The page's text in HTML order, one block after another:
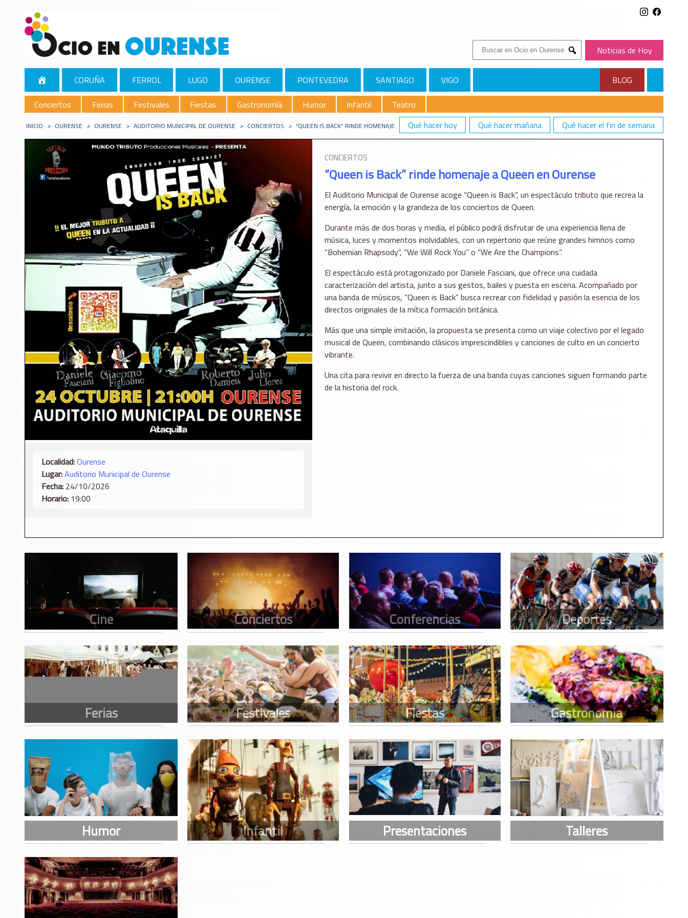
Buscar:
Submit
Noticias de Hoy
CORUÑA FERROL LUGO OURENSE PONTEVEDRA SANTIAGO VIGO
BLOG
Conciertos
Ferias Festivales Fiestas Gastronomía Humor Infantil
Teatro
Qué hacer hoy
Qué hacer mañana Qué hacer el fin de semana
INICIO > OURENSE > OURENSE > AUDITORIO MUNICIPAL DE OURENSE > CONCIERTOS > “QUEEN IS BACK” RINDE HOMENAJE A QUEEN EN OURENSE
Localidad:Ourense
Lugar:Auditorio Municipal de Ourense
Fecha: 24/10/2026
Horario: 19:00
CONCIERTOS
“Queen is Back” rinde homenaje a Queen en Ourense
El Auditorio Municipal de Ourense acoge “Queen is Back”, un espectáculo tributo que recrea la
energía, la emoción y la grandeza de los conciertos de Queen.
Durante más de dos horas y media, el público podrá disfrutar de una experiencia llena de
música, luces y momentos inolvidables, con un repertorio que reúne grandes himnos como
“Bohemian Rhapsody”, “We Will Rock You” o “We Are the Champions”.
El espectáculo está protagonizado por Daniele Fasciani, que ofrece una cuidada
caracterización del artista, junto a sus gestos, bailes y puesta en escena. Acompañado por
una banda de músicos, “Queen is Back” busca recrear con fidelidad y pasión la esencia de los
directos originales de la mítica formación británica.
Más que una simple imitación, la propuesta se presenta como un viaje colectivo por el legado
musical de Queen, combinando clásicos imprescindibles y canciones de culto en un concierto
vibrante.
Una cita para revivir en directo la fuerza de una banda cuyas canciones siguen formando parte
de la historia del rock.